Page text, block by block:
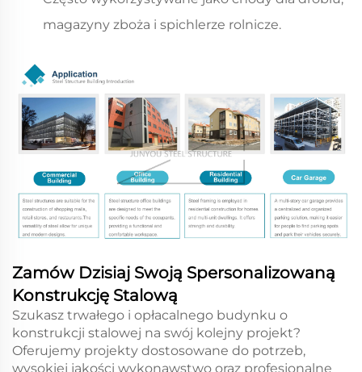
magazyny zboża i spichlerze rolnicze.
Zamów Dzisiaj Swoją Spersonalizowaną
Konstrukcję Stalową
Szukasz trwałego i opłacalnego budynku o
konstrukcji stalowej na swój kolejny projekt?
Oferujemy projekty dostosowane do potrzeb,
wysokiej jakości wykonawstwo oraz profesjonalne